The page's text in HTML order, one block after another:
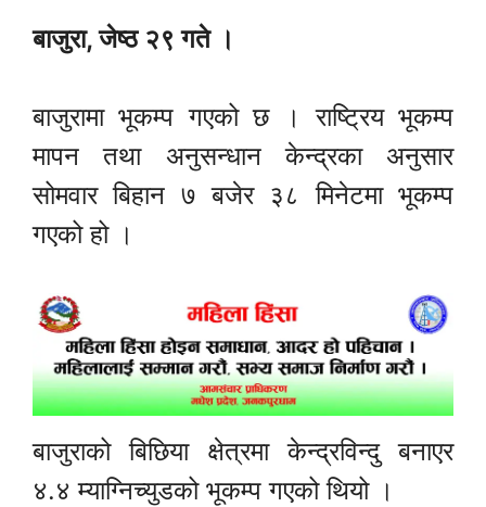
बाजुरा, जेष्ठ २९ गते ।
बाजुरामा भूकम्प गएको छ । राष्ट्रिय भूकम्प
मापन तथा अनुसन्धान केन्द्रका अनुसार
सोमवार बिहान ७ बजेर ३८ मिनेटमा भूकम्प
गएको हो ।
बाजुराको बिछिया क्षेत्रमा केन्द्रविन्दु बनाएर
४.४ म्याग्निच्युडको भूकम्प गएको थियो ।